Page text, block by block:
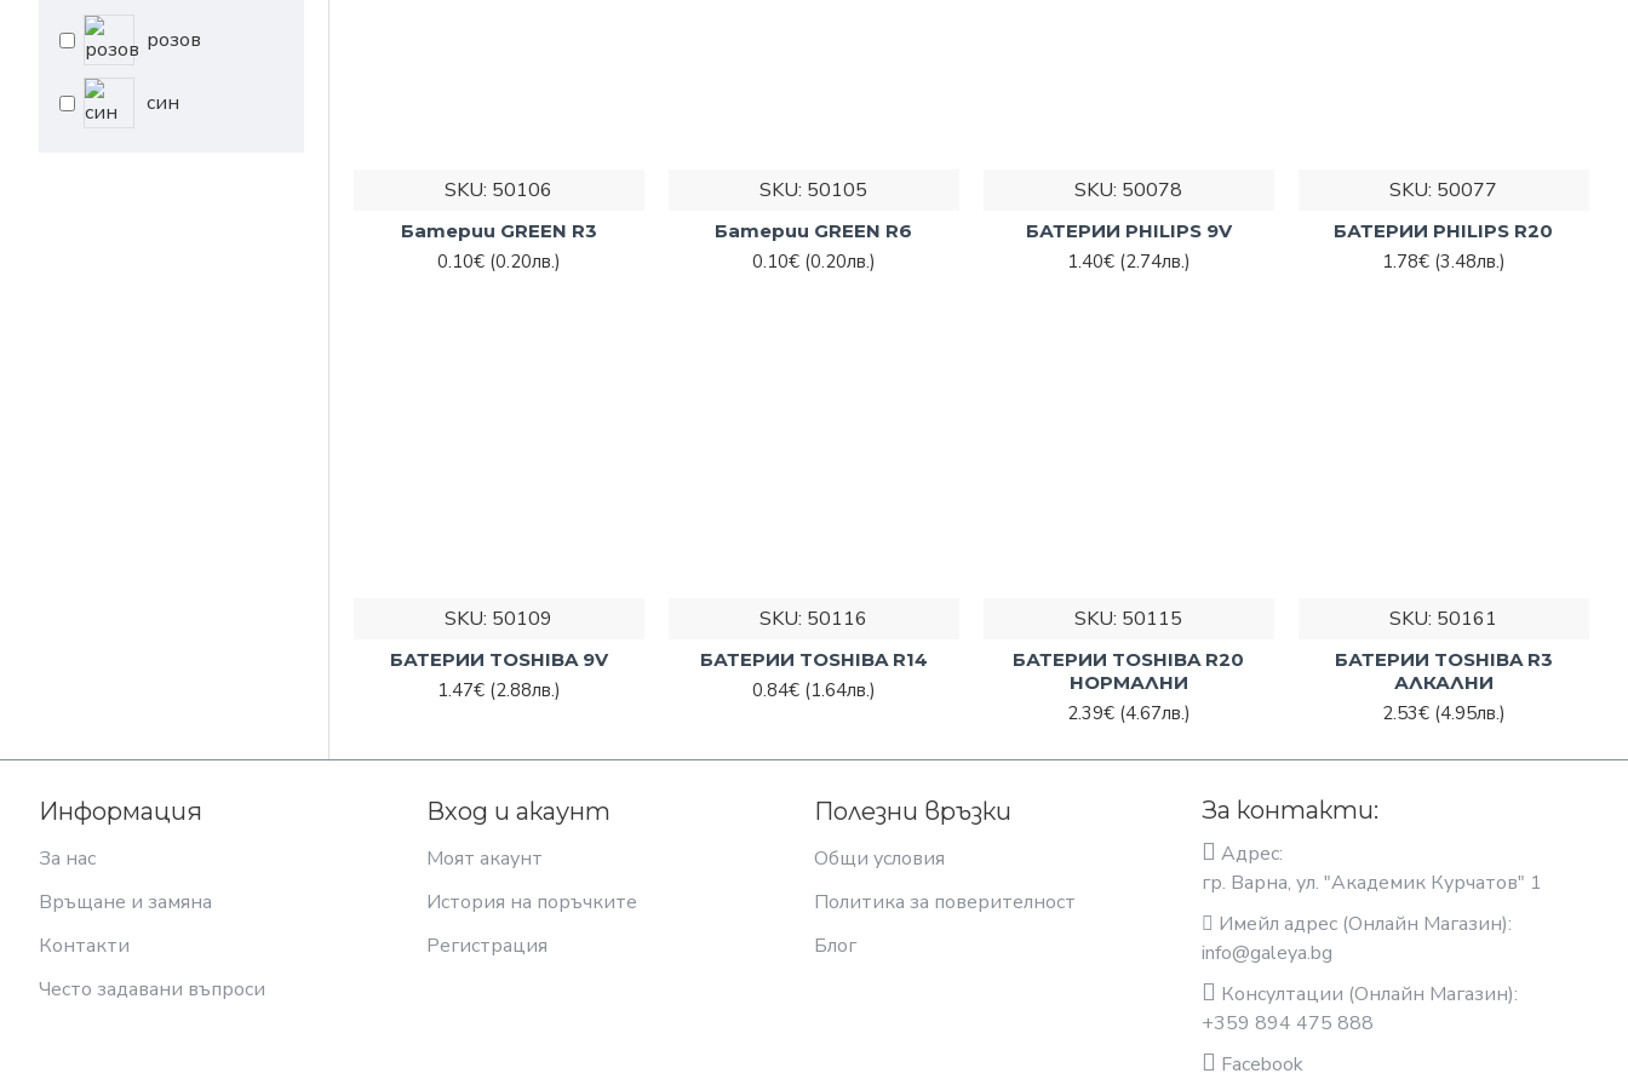
розов
син
SKU: 50106
Батерии GREEN R3
0.10€ (0.20лв.)
SKU: 50105
Батерии GREEN R6
0.10€ (0.20лв.)
SKU: 50078
БАТЕРИИ PHILIPS 9V
1.40€ (2.74лв.)
SKU: 50077
БАТЕРИИ PHILIPS R20
1.78€ (3.48лв.)
SKU: 50109
БАТЕРИИ TOSHIBA 9V
1.47€ (2.88лв.)
SKU: 50116
БАТЕРИИ TOSHIBA R14
0.84€ (1.64лв.)
SKU: 50115
БАТЕРИИ TOSHIBA R20
НОРМАЛНИ
2.39€ (4.67лв.)
SKU: 50161
БАТЕРИИ TOSHIBA R3
АЛКАЛНИ
2.53€ (4.95лв.)
Информация
За нас
Връщане и замяна
Контакти
Често задавани въпроси
Вход и акаунт
Моят акаунт
История на поръчките
Регистрация
Полезни връзки
Общи условия
Политика за поверителност
Блог
За контакти:
Адрес:
гр. Варна, ул. "Академик Курчатов" 1
Имейл адрес (Онлайн Магазин):
info@galeya.bg
Консултации (Онлайн Магазин):
+359 894 475 888
Facebook